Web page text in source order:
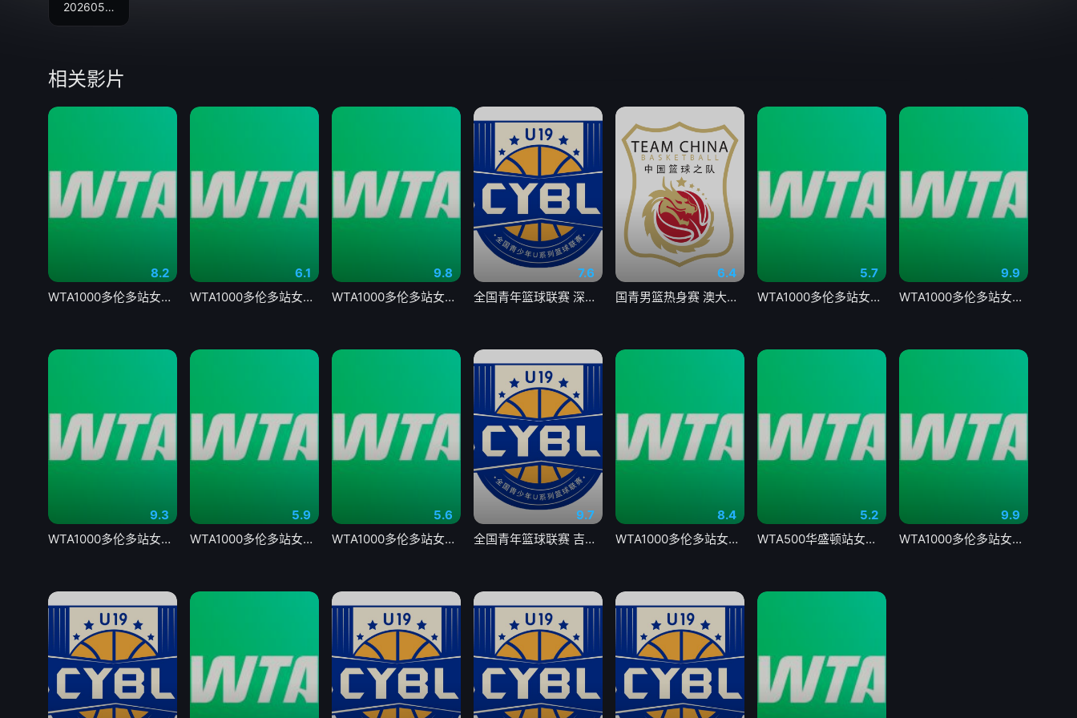
20260529
相关影片
8.2
WTA1000多伦多站女单第二轮 贝莱克0-2斯瓦泰克20260805
6.1
WTA1000多伦多站女单第二轮 戴伊0-2高芙20260806
9.8
WTA1000多伦多站女单第二轮 帕克斯1-2伊埃拉20260806
7.6
全国青年篮球联赛 深圳新世纪vs山西汾酒20260806
6.4
国青男篮热身赛 澳大利亚纽纳华丁闪电队VS韩国东国大学20260804
5.7
WTA1000多伦多站女单第一轮 博尔特0-2克罗斯20260804
9.9
WTA1000多伦多站女单第二轮 科斯秋克2-0谢博芙20260805
9.3
WTA1000多伦多站女单第一轮 马里诺0-2森梅兹20260804
5.9
WTA1000多伦多站女单第二轮 卡萨金娜1-2莱巴金娜20260806
5.6
WTA1000多伦多站女单第二轮 扎拉祖阿0-2费尔南德斯20260806
9.7
全国青年篮球联赛 吉林东北虎vs青岛国信海天20260806
8.4
WTA1000多伦多站女单第一轮 王欣瑜1-2卡萨金娜 20260804
5.2
WTA500华盛顿站女单决赛 佩古拉VS伊埃拉20260804
9.9
WTA1000多伦多站女单第二轮 萨巴伦卡2-0内岛萌夏20260805